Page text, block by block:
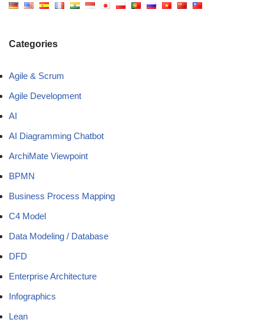
Categories
Agile & Scrum
Agile Development
AI
AI Diagramming Chatbot
ArchiMate Viewpoint
BPMN
Business Process Mapping
C4 Model
Data Modeling / Database
DFD
Enterprise Architecture
Infographics
Lean